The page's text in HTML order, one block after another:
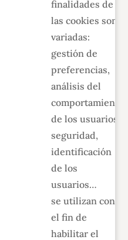
finalidades de
las cookies son
variadas:
gestión de
preferencias,
análisis del
comportamiento
de los usuarios,
seguridad,
identificación
de los
usuarios…
se utilizan con
el fin de
habilitar el